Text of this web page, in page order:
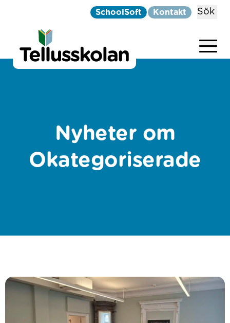
SchoolSoft Kontakt Sök
Hoppa till innehåll
Telluskolan
Nyheter om
Okategoriserade